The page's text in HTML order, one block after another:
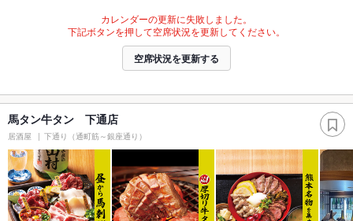
カレンダーの更新に失敗しました。
下記ボタンを押して空席状況を更新してください。
空席状況を更新する
馬タン牛タン 下通店
居酒屋 下通り（通町筋～銀座通り）